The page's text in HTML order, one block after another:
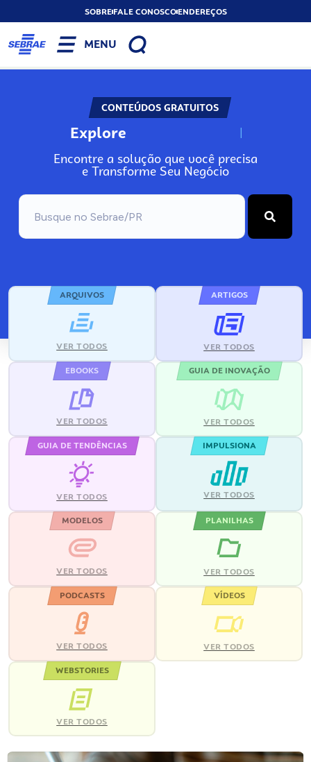
SOBREFALE CONOSCOENDEREÇOS
MENU
CONTEÚDOS GRATUITOS
Explore N
Encontre a solução que você precisa
e Transforme Seu Negócio
ARQUIVOS
VER TODOS
ARTIGOS
VER TODOS
EBOOKS
VER TODOS
GUIA DE INOVAÇÃO
VER TODOS
GUIA DE TENDÊNCIAS
VER TODOS
IMPULSIONA
VER TODOS
MODELOS
VER TODOS
PLANILHAS
VER TODOS
PODCASTS
VER TODOS
VÍDEOS
VER TODOS
WEBSTORIES
VER TODOS